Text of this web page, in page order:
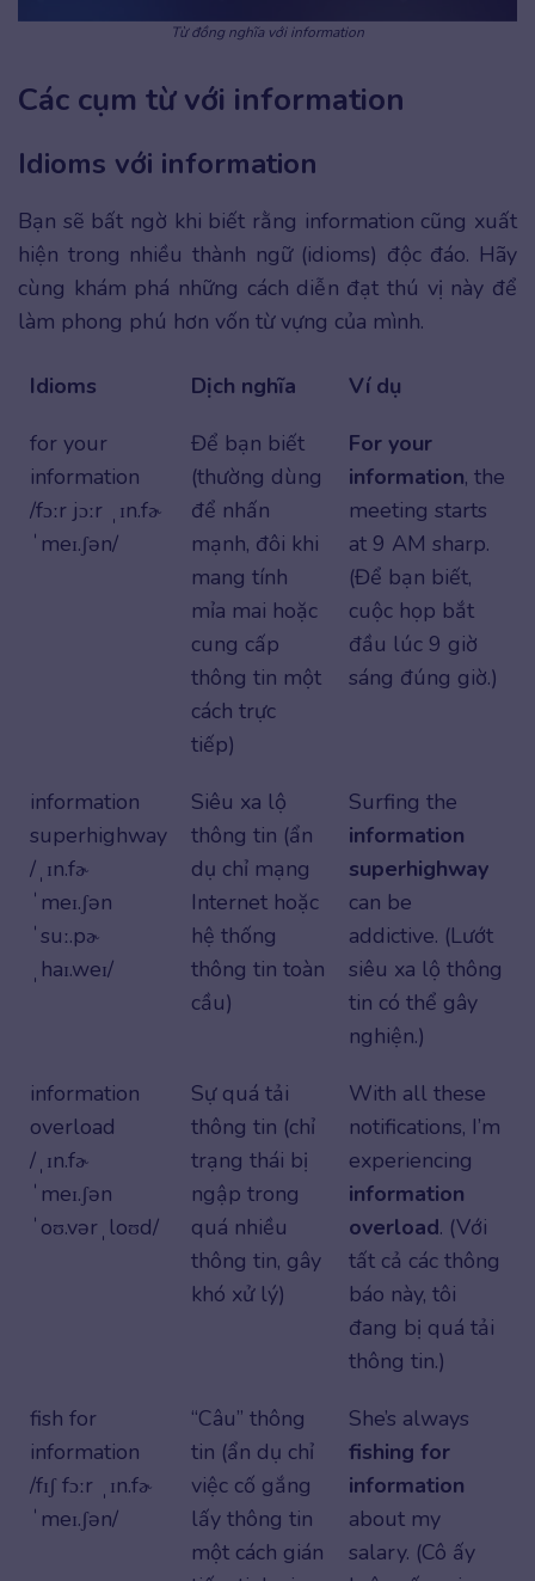
Từ đồng nghĩa với information
Các cụm từ với information
Idioms với information
Bạn sẽ bất ngờ khi biết rằng information cũng xuất
hiện trong nhiều thành ngữ (idioms) độc đáo. Hãy
cùng khám phá những cách diễn đạt thú vị này để
làm phong phú hơn vốn từ vựng của mình.
Idioms Dịch nghĩa
Ví dụ
for your
information
/fɔːr jɔːr ˌɪn.fɚ
ˈmeɪ.ʃən/
Để bạn biết
(thường dùng
để nhấn
mạnh, đôi khi
mang tính
mỉa mai hoặc
cung cấp
thông tin một
cách trực
tiếp)
For your
information, the
meeting starts
at 9 AM sharp.
(Để bạn biết,
cuộc họp bắt
đầu lúc 9 giờ
sáng đúng giờ.)
information
superhighway
/ˌɪn.fɚ
ˈmeɪ.ʃən
ˈsuː.pɚ
ˌhaɪ.weɪ/
Siêu xa lộ
thông tin (ẩn
dụ chỉ mạng
Internet hoặc
hệ thống
thông tin toàn
cầu)
Surfing the
information
superhighway
can be
addictive. (Lướt
siêu xa lộ thông
tin có thể gây
nghiện.)
information
overload
/ˌɪn.fɚ
ˈmeɪ.ʃən
ˈoʊ.vərˌloʊd/
Sự quá tải
thông tin (chỉ
trạng thái bị
ngập trong
quá nhiều
thông tin, gây
khó xử lý)
With all these
notifications, I’m
experiencing
information
overload. (Với
tất cả các thông
báo này, tôi
đang bị quá tải
thông tin.)
fish for
information
/fɪʃ fɔːr ˌɪn.fɚ
ˈmeɪ.ʃən/
“Câu” thông
tin (ẩn dụ chỉ
việc cố gắng
lấy thông tin
một cách gián
She’s always
fishing for
information
about my
salary. (Cô ấy